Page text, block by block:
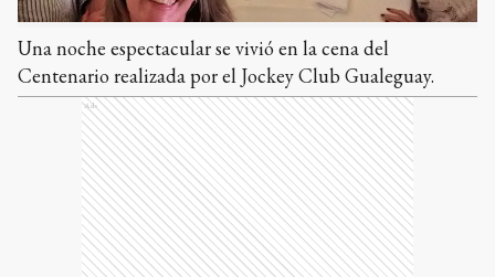
Una noche espectacular se vivió en la cena del
Centenario realizada por el Jockey Club Gualeguay.
Ads